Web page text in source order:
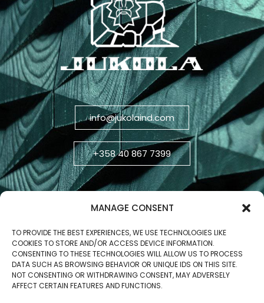
MANAGE CONSENT
TO PROVIDE THE BEST EXPERIENCES, WE USE TECHNOLOGIES LIKE
COOKIES TO STORE AND/OR ACCESS DEVICE INFORMATION.
CONSENTING TO THESE TECHNOLOGIES WILL ALLOW US TO PROCESS
DATA SUCH AS BROWSING BEHAVIOR OR UNIQUE IDS ON THIS SITE.
NOT CONSENTING OR WITHDRAWING CONSENT, MAY ADVERSELY
AFFECT CERTAIN FEATURES AND FUNCTIONS.
info@jukolaind.com
+358 40 867 7399